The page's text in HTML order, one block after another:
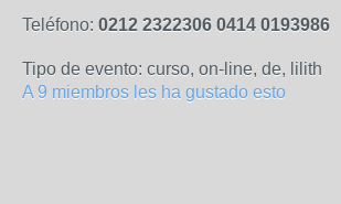
Teléfono: 0212 2322306 0414 0193986
Tipo de evento: curso, on-line, de, lilith
A 9 miembros les ha gustado esto